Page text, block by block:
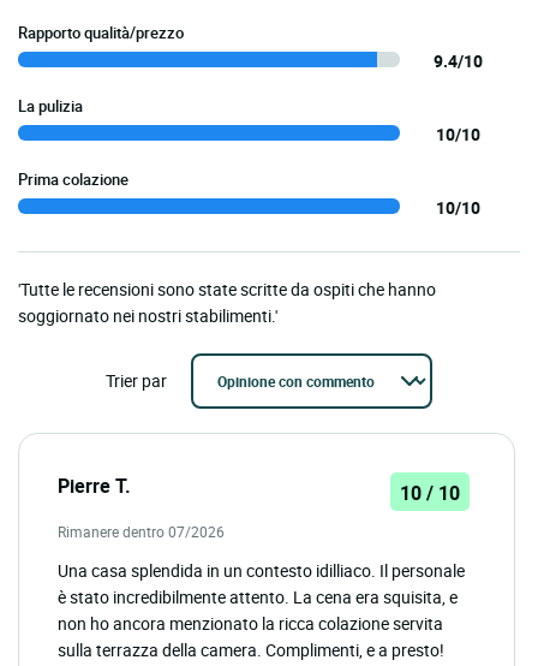
Rapporto qualità/prezzo
9.4/10
La pulizia
10/10
Prima colazione
10/10
'Tutte le recensioni sono state scritte da ospiti che hanno
soggiornato nei nostri stabilimenti.'
Trier par
Pierre T. 10 / 10
Rimanere dentro 07/2026
Una casa splendida in un contesto idilliaco. Il personale
è stato incredibilmente attento. La cena era squisita, e
non ho ancora menzionato la ricca colazione servita
sulla terrazza della camera. Complimenti, e a presto!